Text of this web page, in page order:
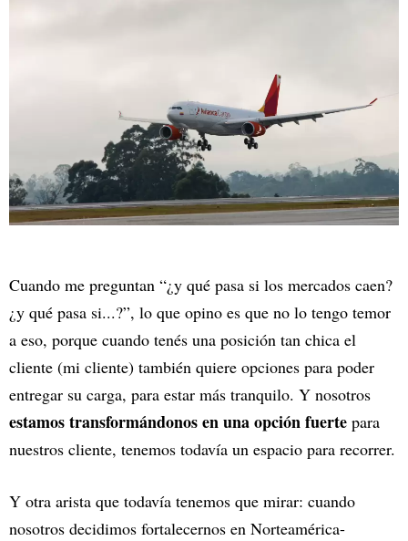
Cuando me preguntan “¿y qué pasa si los mercados caen?
¿y qué pasa si...?”, lo que opino es que no lo tengo temor
a eso, porque cuando tenés una posición tan chica el
cliente (mi cliente) también quiere opciones para poder
entregar su carga, para estar más tranquilo. Y nosotros
estamos transformándonos en una opción fuerte para
nuestros cliente, tenemos todavía un espacio para recorrer.
Y otra arista que todavía tenemos que mirar: cuando
nosotros decidimos fortalecernos en Norteamérica-